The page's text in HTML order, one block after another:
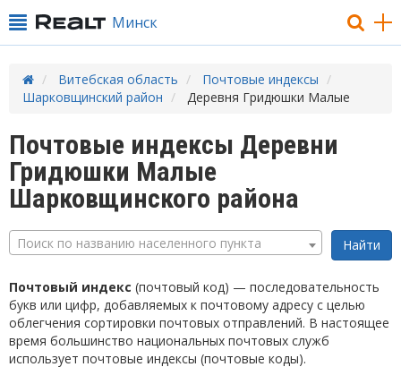
Минск
Витебская область
Почтовые индексы
Шарковщинский район
Деревня Гридюшки Малые
Почтовые индексы Деревни
Гридюшки Малые
Шарковщинского района
Поиск по названию населенного пункта
Почтовый индекс (почтовый код) — последовательность
букв или цифр, добавляемых к почтовому адресу с целью
облегчения сортировки почтовых отправлений. В настоящее
время большинство национальных почтовых служб
использует почтовые индексы (почтовые коды).